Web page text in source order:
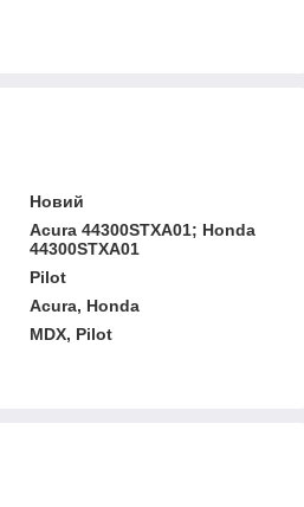
Новий
Acura 44300STXA01; Honda
44300STXA01
Pilot
Acura, Honda
MDX, Pilot